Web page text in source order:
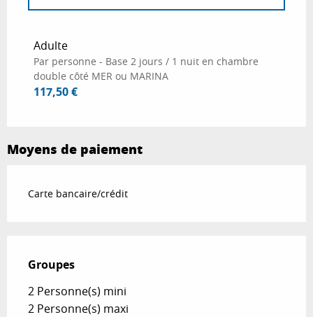
Du19 janvier 2026au30 avril 2026
Du23 août 2026au10 octobre 2026
Du 11 octobre 2026
Adulte
Par personne - Base 2 jours / 1 nuit en chambre
double côté MER ou MARINA
117,50 €
Moyens de paiement
Carte bancaire/crédit
Groupes
Groupes
2 Personne(s) mini
2 Personne(s) maxi